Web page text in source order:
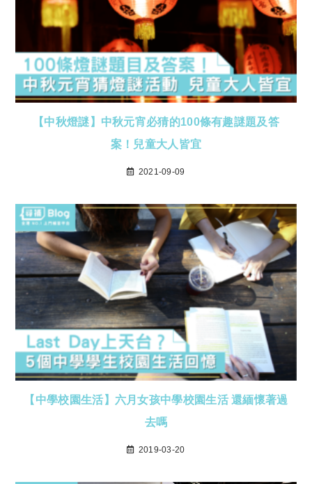
【中秋燈謎】中秋元宵必猜的100條有趣謎題及答
案！兒童大人皆宜
2021-09-09
【中學校園生活】六月女孩中學校園生活 還緬懷著過
去嗎
2019-03-20